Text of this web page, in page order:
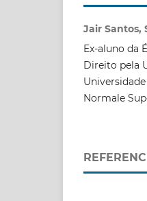
Jair Santos,
Ex-aluno da
Direito pela
Normale